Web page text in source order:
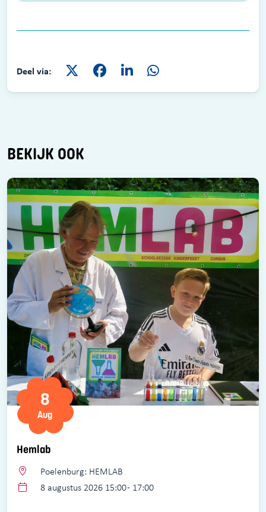
Deel via:
BEKIJK OOK
Hemlab
8
Aug
Poelenburg: HEMLAB
8 augustus 2026 15:00 - 17:00